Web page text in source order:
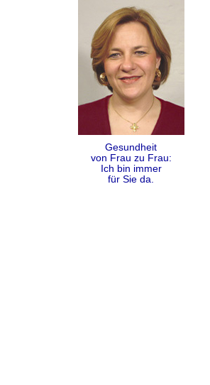
Gesundheit
von Frau zu Frau:
Ich bin immer
für Sie da.